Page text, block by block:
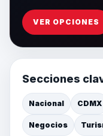
VER OPCIONES
Secciones
Nacional CDMX
Negocios